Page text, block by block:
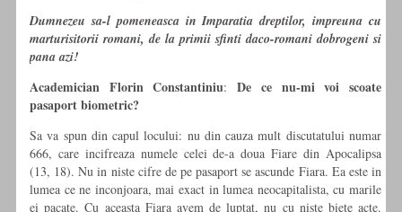
Dumnezeu sa-l pomeneasca in Imparatia dreptilor, impreuna cu
marturisitorii romani, de la primii sfinti daco-romani dobrogeni si
pana azi!
Academician Florin Constantiniu:De ce nu-mi voi scoate
pasaport biometric?
Sa va spun din capul locului: nu din cauza mult discutatului numar
666, care incifreaza numele celei de-a doua Fiare din Apocalipsa
(13, 18). Nu in niste cifre de pe pasaport se ascunde Fiara. Ea este in
lumea ce ne inconjoara, mai exact in lumea neocapitalista, cu marile
ei pacate. Cu aceasta Fiara avem de luptat, nu cu niste biete acte.